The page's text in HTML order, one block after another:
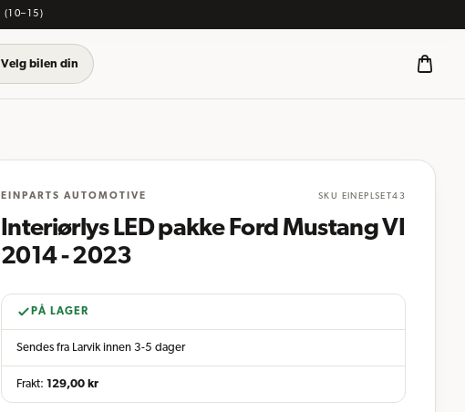
(10–15)
Velg bilen din
EINPARTS AUTOMOTIVE SKU EINEPLSET43
Interiørlys LED pakke Ford Mustang VI
2014 - 2023
PÅ LAGER
Sendes fra Larvik innen 3-5 dager
Frakt: 129,00 kr